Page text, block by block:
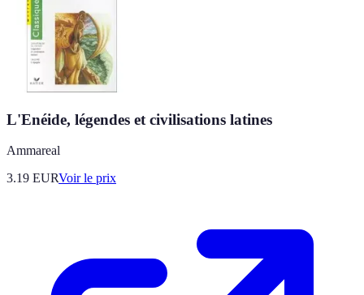
L'Enéide, légendes et civilisations latines
Ammareal
3.19 EURVoir le prix